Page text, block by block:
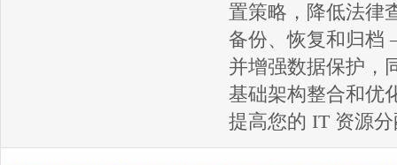
置策略，降低法律
备份、恢复和归档
并增强数据保护，
基础架构整合和优
提高您的 IT 资源